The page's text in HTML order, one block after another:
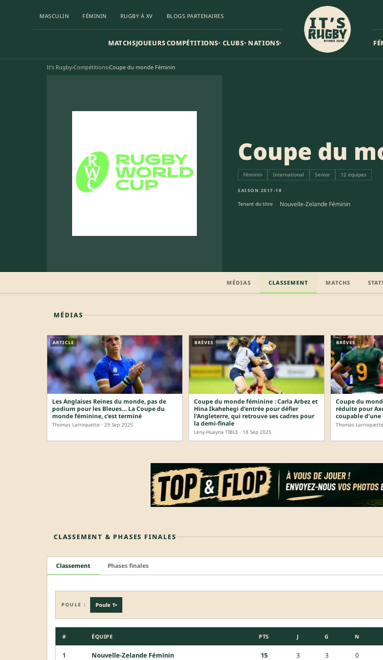
MASCULIN FÉMININ RUGBY À XV BLOGS PARTENAIRES
MATCHSJOUEURSCOMPÉTITIONS▾ CLUBS▾ NATIONS▾
It's Rugby›Compétitions›Coupe du monde Féminin
Coupe du
Féminin International Senior 12 equipes
SAISON 2017-18
Tenant du titre Nouvelle-Zelande Féminin
MÉDIAS CLASSEMENT MATCHS
MÉDIAS
ARTICLE
Les Anglaises Reines du monde, pas de
podium pour les Bleues… La Coupe du
monde féminine, c’est terminé
Thomas Larroquette · 29 Sep 2025
BRÈVES
Coupe du monde féminine : Carla Arbez et
Hina Ikahehegi d’entrée pour défier
l’Angleterre, qui retrouve ses cadres pour
la demi-finale
Leny-Huayna TIBLE · 18 Sep 2025
BRÈVES
Coupe du
réduite pour
coupable
Thomas
CLASSEMENT & PHASES FINALES
Classement Phases finales
POULE : Poule 1▾
# ÉQUIPE PTS J G N
1 Nouvelle-Zelande Féminin 15 3 3 0